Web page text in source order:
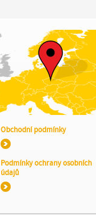
Obchodní podmínky
Podmínky ochrany osobních
údajů